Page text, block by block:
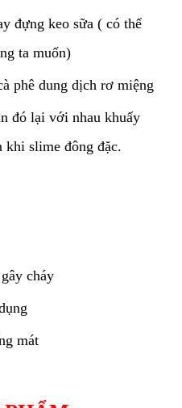
đựng keo sữa ( có thể
ta muốn)
phê dung dịch rơ miệng
đó lại với nhau khuấy
khi slime đông đặc.
cháy
mát